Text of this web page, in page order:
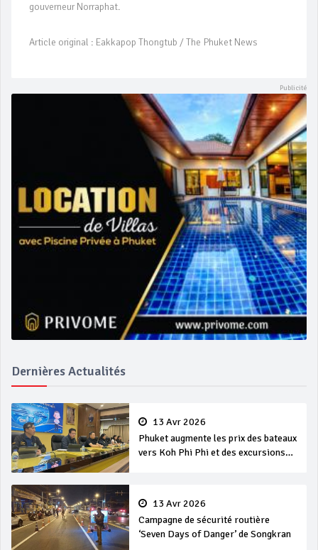
gouverneur Norraphat.
Article original : Eakkapop Thongtub / The Phuket News
Dernières Actualités
13 Avr 2026
Phuket augmente les prix des bateaux
vers Koh Phi Phi et des excursions
13 Avr 2026
Campagne de sécurité routière
‘Seven Days of Danger’ de Songkran